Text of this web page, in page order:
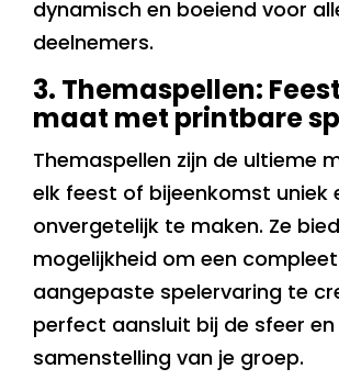
dynamisch en boeiend voor
deelnemers.
3. Themaspellen:
maat met printbare
Themaspellen zijn de ultieme
elk feest of bijeenkomst uniek
onvergetelijk te maken. Ze
mogelijkheid om een compleet
aangepaste spelervaring te
perfect aansluit bij de sfeer en
samenstelling van je groep.